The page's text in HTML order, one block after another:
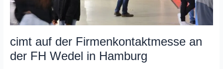
cimt auf der Firmenkontaktmesse an
der FH Wedel in Hamburg